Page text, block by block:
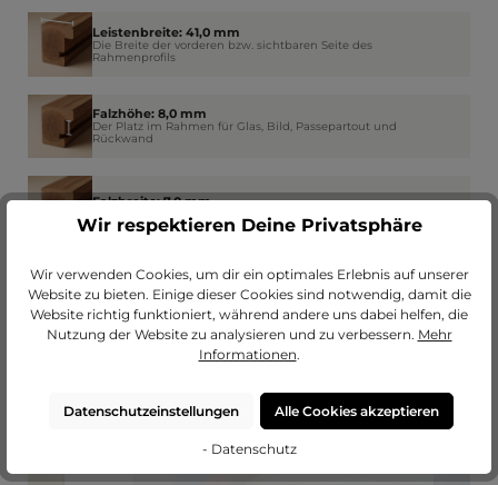
Leistenbreite: 41,0 mm
Die Breite der vorderen bzw. sichtbaren Seite des
Rahmenprofils
Falzhöhe: 8,0 mm
Der Platz im Rahmen für Glas, Bild, Passepartout und
Rückwand
Falzbreite: 7,0 mm
Wie weit der Rahmen am Rand das Glas überdeckt
Passendes Passepartout?
Wir respektieren Deine Privatsphäre
Wir verwenden Cookies, um dir ein optimales Erlebnis auf unserer
Website zu bieten. Einige dieser Cookies sind notwendig, damit die
Website richtig funktioniert, während andere uns dabei helfen, die
Nutzung der Website zu analysieren und zu verbessern. Mehr
Informationen.
Datenschutzeinstellungen Alle Cookies akzeptieren
- Datenschutz